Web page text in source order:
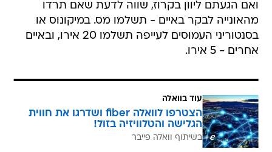
ואם הגעתם ליוון בקרוז, שווה לדעת שאם תרדו
מהאונייה לבקר באיים - תשלמו מס. במיקונוס או
בסנטוריני העמוסים לעייפה תשלמו 20 אירו, ובאיים
אחרים - 5 אירו.
עוד בוואלה
הצטרפו לוואלה fiber ושדרגו את חווית
הגלישה והטלוויזיה בזול!
בשיתוף וואלה פייבר